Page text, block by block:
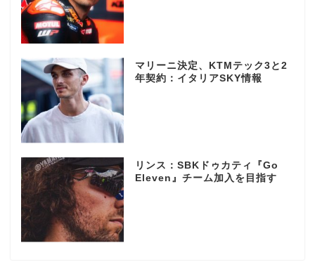
マリーニ決定、KTMテック3と2
年契約：イタリアSKY情報
リンス：SBKドゥカティ『Go
Eleven』チーム加入を目指す